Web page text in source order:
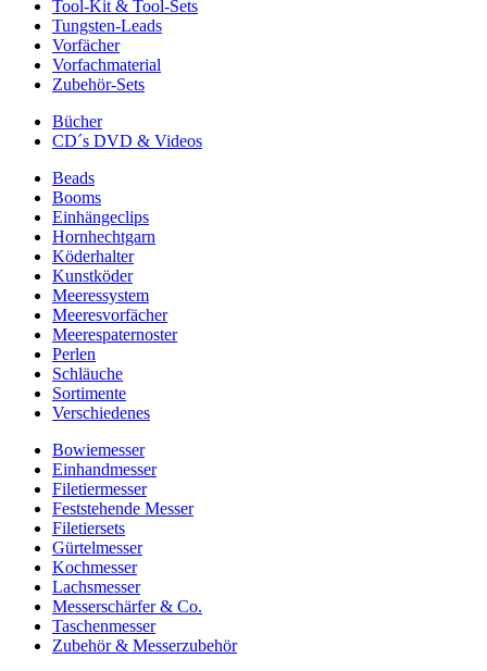
Tool-Kit & Tool-Sets
Tungsten-Leads
Vorfächer
Vorfachmaterial
Zubehör-Sets
Bücher
CD´s DVD & Videos
Beads
Booms
Einhängeclips
Hornhechtgarn
Köderhalter
Kunstköder
Meeressystem
Meeresvorfächer
Meerespaternoster
Perlen
Schläuche
Sortimente
Verschiedenes
Bowiemesser
Einhandmesser
Filetiermesser
Feststehende Messer
Filetiersets
Gürtelmesser
Kochmesser
Lachsmesser
Messerschärfer & Co.
Taschenmesser
Zubehör & Messerzubehör